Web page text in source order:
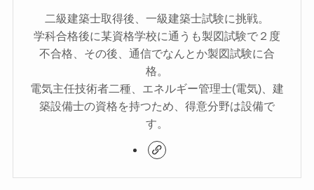
二級建築士取得後、一級建築士試験に挑戦。
学科合格後に某資格学校に通うも製図試験で２度
不合格、その後、通信でなんとか製図試験に合
格。
電気主任技術者二種、エネルギー管理士(電気)、建
築設備士の資格を持つため、得意分野は設備で
す。